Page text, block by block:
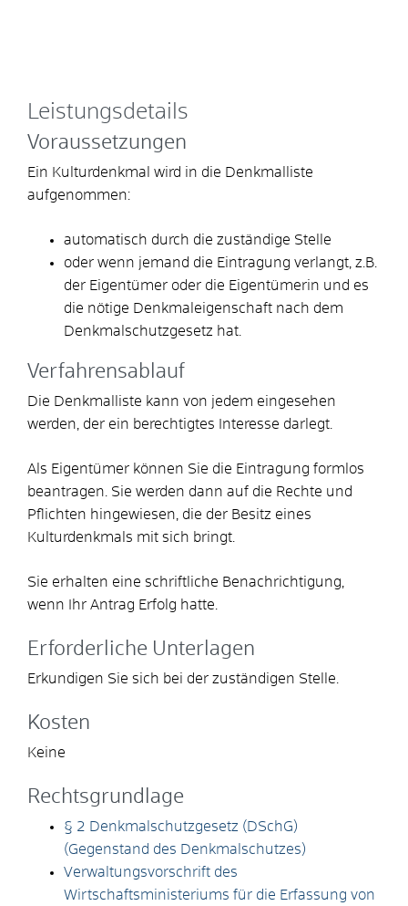
Leistungsdetails
Voraussetzungen
Ein Kulturdenkmal wird in die Denkmalliste
aufgenommen:
automatisch durch die zuständige Stelle
oder wenn jemand die Eintragung verlangt, z.B.
der Eigentümer oder die Eigentümerin und es
die nötige Denkmaleigenschaft nach dem
Denkmalschutzgesetz hat.
Verfahrensablauf
Die Denkmalliste kann von jedem eingesehen
werden, der ein berechtigtes Interesse darlegt.
Als Eigentümer können Sie die Eintragung formlos
beantragen. Sie werden dann auf die Rechte und
Pflichten hingewiesen, die der Besitz eines
Kulturdenkmals mit sich bringt.
Sie erhalten eine schriftliche Benachrichtigung,
wenn Ihr Antrag Erfolg hatte.
Erforderliche Unterlagen
Erkundigen Sie sich bei der zuständigen Stelle.
Kosten
Keine
Rechtsgrundlage
§ 2 Denkmalschutzgesetz (DSchG)
(Gegenstand des Denkmalschutzes)
Verwaltungsvorschrift des
Wirtschaftsministeriums für die Erfassung von